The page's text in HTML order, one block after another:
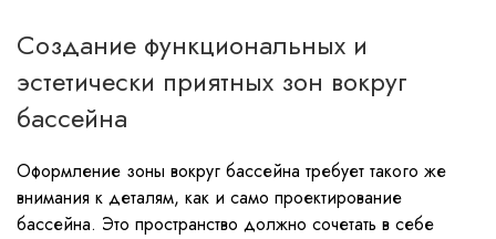
Создание функциональных и
эстетически приятных зон вокруг
бассейна
Оформление зоны вокруг бассейна требует такого же
внимания к деталям, как и само проектирование
бассейна. Это пространство должно сочетать в себе